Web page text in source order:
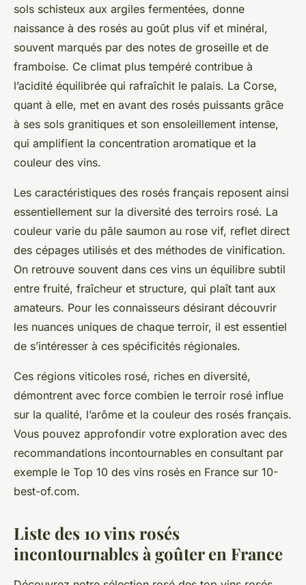
sols schisteux aux argiles fermentées, donne
naissance à des rosés au goût plus vif et minéral,
souvent marqués par des notes de groseille et de
framboise. Ce climat plus tempéré contribue à
l’acidité équilibrée qui rafraîchit le palais. La Corse,
quant à elle, met en avant des rosés puissants grâce
à ses sols granitiques et son ensoleillement intense,
qui amplifient la concentration aromatique et la
couleur des vins.
Les caractéristiques des rosés français reposent ainsi
essentiellement sur la diversité des terroirs rosé. La
couleur varie du pâle saumon au rose vif, reflet direct
des cépages utilisés et des méthodes de vinification.
On retrouve souvent dans ces vins un équilibre subtil
entre fruité, fraîcheur et structure, qui plaît tant aux
amateurs. Pour les connaisseurs désirant découvrir
les nuances uniques de chaque terroir, il est essentiel
de s’intéresser à ces spécificités régionales.
Ces régions viticoles rosé, riches en diversité,
démontrent avec force combien le terroir rosé influe
sur la qualité, l’arôme et la couleur des rosés français.
Vous pouvez approfondir votre exploration avec des
recommandations incontournables en consultant par
exemple le Top 10 des vins rosés en France sur 10-
best-of.com.
Liste des 10 vins rosés
incontournables à goûter en France